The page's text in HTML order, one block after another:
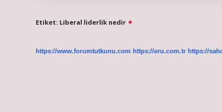
Etiket: Liberal liderlik nedir
https://www.forumtutkunu.com https://eru.com.tr https://